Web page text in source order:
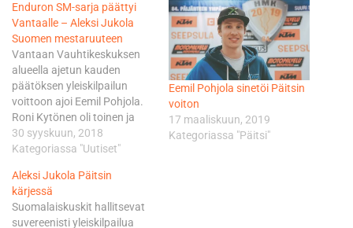
Enduron SM-sarja päättyi
Vantaalle – Aleksi Jukola
Suomen mestaruuteen
Vantaan Vauhtikeskuksen
alueella ajetun kauden
päätöksen yleiskilpailun
voittoon ajoi Eemil Pohjola.
Roni Kytönen oli toinen ja
Antti Hänninen kolmas.
Pohjola ajoi samalla myös
ennen Roni Salinia ja
kolmanneksi tullutta Jussi
Arvajaa. Eero Remes, joka ei
30 syyskuun, 2018
Kategoriassa "Uutiset"
Eemil Pohjola sinetöi Päitsin
voiton
17 maaliskuun, 2019
Kategoriassa "Päitsi"
Aleksi Jukola Päitsin
kärjessä
Suomalaiskuskit hallitsevat
suvereenisti yleiskilpailua